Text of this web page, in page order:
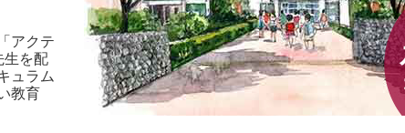
アクテ
生を配
ュラム
教育